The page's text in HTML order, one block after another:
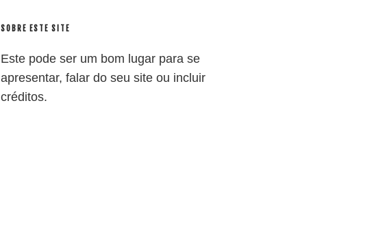
SOBRE ESTE SITE
Este pode ser um bom lugar para se
apresentar, falar do seu site ou incluir
créditos.